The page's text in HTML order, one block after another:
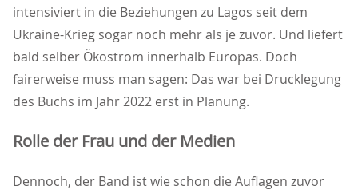
intensiviert in die Beziehungen zu Lagos seit dem
Ukraine-Krieg sogar noch mehr als je zuvor. Und liefert
bald selber Ökostrom innerhalb Europas. Doch
fairerweise muss man sagen: Das war bei Drucklegung
des Buchs im Jahr 2022 erst in Planung.
Rolle der Frau und der Medien
Dennoch, der Band ist wie schon die Auflagen zuvor